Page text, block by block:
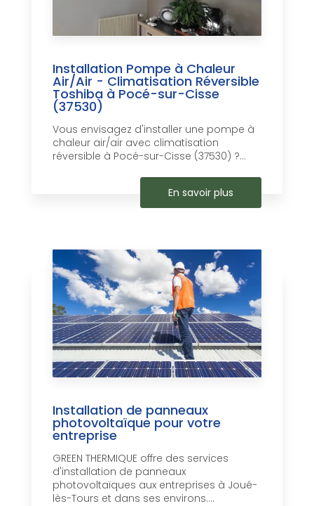
Installation Pompe à Chaleur
Air/Air - Climatisation Réversible
Toshiba à Pocé-sur-Cisse
(37530)
Vous envisagez d'installer une pompe à
chaleur air/air avec climatisation
réversible à Pocé-sur-Cisse (37530) ?...
En savoir plus
Installation de panneaux
photovoltaïque pour votre
entreprise
GREEN THERMIQUE offre des services
d'installation de panneaux
photovoltaïques aux entreprises à Joué-
lès-Tours et dans ses environs....